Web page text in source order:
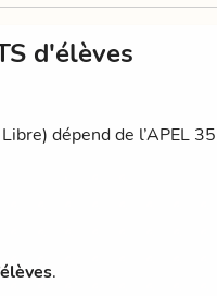
d'élèves
dépend de l’APEL
.